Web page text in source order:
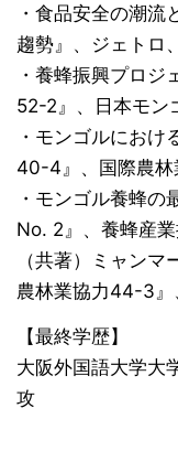
・食品安全の潮
趨勢』、ジェトロ
・養蜂振興プロ
52-2』、日本モン
・モンゴルにおけ
40-4』、国際農林
・モンゴル養蜂の
No. 2』、養蜂産
（共著）ミャン
農林業協力44-3』
【最終学歴】
大阪外国語大学大
攻